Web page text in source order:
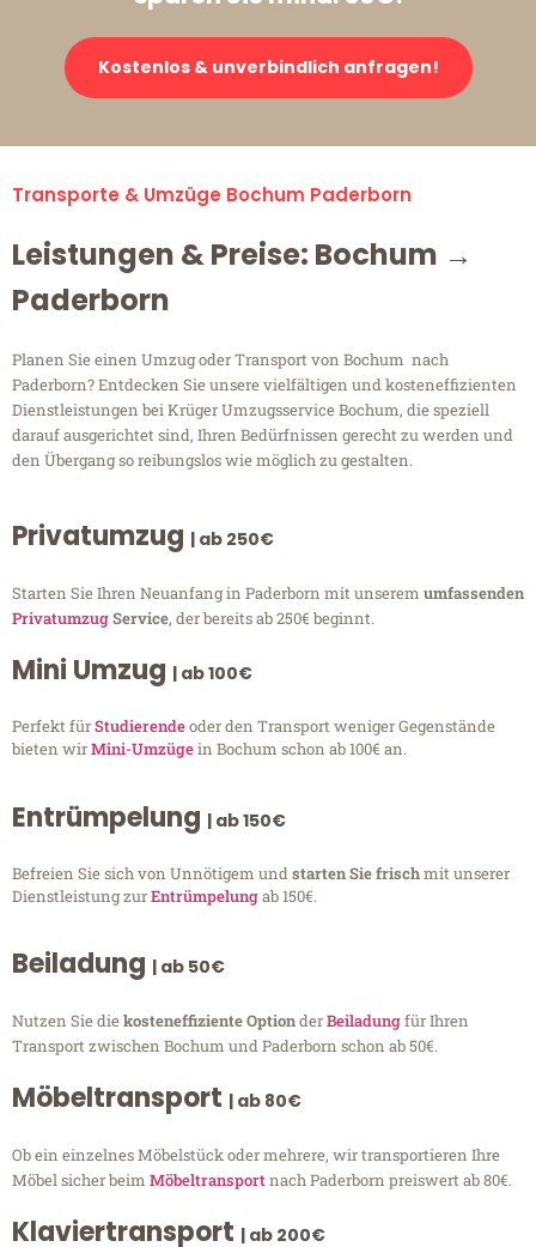
Kostenlos & unverbindlich anfragen!
Transporte & Umzüge Bochum Paderborn
Leistungen & Preise: Bochum →
Paderborn
Planen Sie einen Umzug oder Transport von Bochum nach
Paderborn? Entdecken Sie unsere vielfältigen und kosteneffizienten
Dienstleistungen bei Krüger Umzugsservice Bochum, die speziell
darauf ausgerichtet sind, Ihren Bedürfnissen gerecht zu werden und
den Übergang so reibungslos wie möglich zu gestalten.
Privatumzug | ab 250€
Starten Sie Ihren Neuanfang in Paderborn mit unserem umfassenden
PrivatumzugService, der bereits ab 250€ beginnt.
Mini Umzug | ab 100€
Perfekt fürStudierendeoder den Transport weniger Gegenstände
bieten wirMini-Umzügein Bochum schon ab 100€ an.
Entrümpelung | ab 150€
Befreien Sie sich von Unnötigem undstarten Sie frischmit unserer
Dienstleistung zurEntrümpelungab 150€.
Beiladung | ab 50€
Nutzen Sie diekosteneffiziente OptionderBeiladungfür Ihren
Transport zwischen Bochum und Paderborn schon ab 50€.
Möbeltransport | ab 80€
Ob ein einzelnes Möbelstück oder mehrere, wir transportieren Ihre
Möbel sicher beim Möbeltransportnach Paderborn preiswert ab 80€.
Klaviertransport | ab 200€